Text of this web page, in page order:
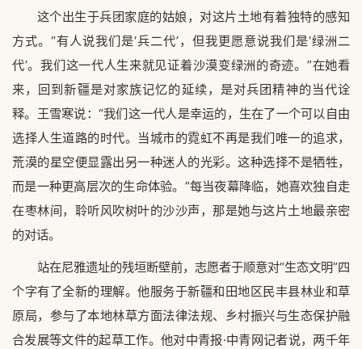
这个出生于兵团家庭的姑娘，对这片土地有着独特的感知
方式。“有人说我们是‘兵二代’，但我更愿意说我们是‘绿洲二
代’。我们这一代人生来就见证着沙漠变绿洲的奇迹。”在她看
来，回到新疆是对家族记忆的延续，是对兵团精神的当代诠
释。王雪寒说：“我们这一代人是幸运的，生在了一个可以自由
选择人生道路的时代。当城市的霓虹不再是我们唯一的追求，
荒漠的星空便显露出另一种迷人的光彩。这种选择不是牺牲，
而是一种更高层次的生命体验。”每当夜幕降临，她喜欢独自走
在枣林间，聆听风吹树叶的沙沙声，那是她与这片土地最亲密
的对话。
站在尼雅遗址的残垣断壁前，志愿者于顺意对“生态文明”四
个字有了全新的理解。他服务于新疆和田地区民丰县林业和草
原局，参与了本地林草方面法律法规、乡村振兴与生态保护融
合发展等文件的起草工作。他对中青报·中青网记者说，两千年